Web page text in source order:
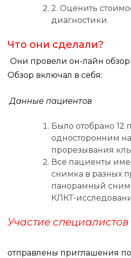
2. Оценить
диагностики.
Что они сделали?
Они провели он-лайн обзор
Обзор включал в себя:
Данные пациентов
Было отобрано 12
односторонним
прорезывания
Все пациенты
снимка в разных
панорамный
КЛКТ-
Участие специалистов
отправлены приглашения